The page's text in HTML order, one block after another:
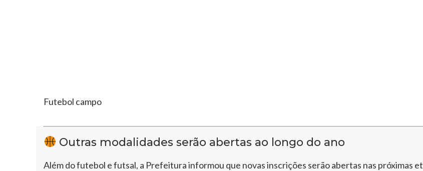
Futebol campo
Outras modalidades serão abertas ao longo do ano
Além do futebol e futsal, a Prefeitura informou que novas inscrições serão abertas nas próximas